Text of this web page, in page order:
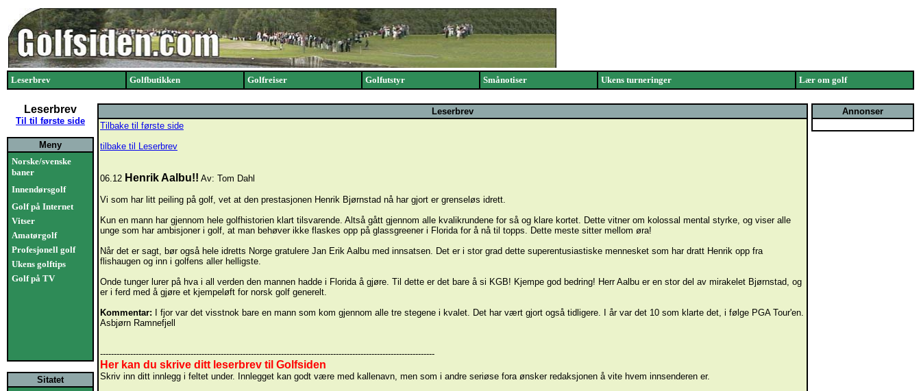
Leserbrev Golfbutikken Golfreiser Golfutstyr Smånotiser Ukens turneringer Lær om golf
Leserbrev
Til til første side
Meny
Norske/svenske
baner
Innendørsgolf
Golf på Internet
Vitser
Amatørgolf
Profesjonell golf
Ukens golftips
Golf på TV
Sitatet
Leserbrev
Tilbake til første side
tilbake til Leserbrev
06.12 Henrik Aalbu!! Av: Tom Dahl
Vi som har litt peiling på golf, vet at den prestasjonen Henrik Bjørnstad nå har gjort er grenseløs idrett.
Kun en mann har gjennom hele golfhistorien klart tilsvarende. Altså gått gjennom alle kvalikrundene for så og klare kortet. Dette vitner om kolossal mental styrke, og viser alle
unge som har ambisjoner i golf, at man behøver ikke flaskes opp på glassgreener i Florida for å nå til topps. Dette meste sitter mellom øra!
Når det er sagt, bør også hele idretts Norge gratulere Jan Erik Aalbu med innsatsen. Det er i stor grad dette superentusiastiske mennesket som har dratt Henrik opp fra
flishaugen og inn i golfens aller helligste.
Onde tunger lurer på hva i all verden den mannen hadde i Florida å gjøre. Til dette er det bare å si KGB! Kjempe god bedring! Herr Aalbu er en stor del av mirakelet Bjørnstad, og
er i ferd med å gjøre et kjempeløft for norsk golf generelt.
Kommentar: I fjor var det visstnok bare en mann som kom gjennom alle tre stegene i kvalet. Det har vært gjort også tidligere. I år var det 10 som klarte det, i følge PGA Tour'en.
Asbjørn Ramnefjell
--------------------------------------------------------------------------------------------------------------------------
Her kan du skrive ditt leserbrev til Golfsiden
Skriv inn ditt innlegg i feltet under. Innlegget kan godt være med kallenavn, men som i andre seriøse fora ønsker redaksjonen å vite hvem innsenderen er.
Annonser